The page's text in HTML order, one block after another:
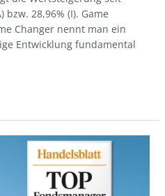
bzw. 28,96% (I). Game
Changer nennt man ein
Entwicklung fundamental